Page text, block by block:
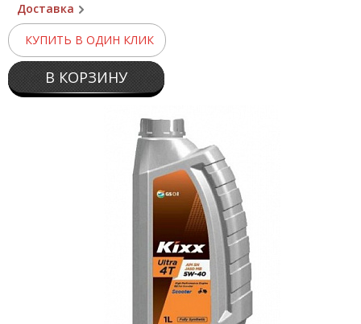
Доставка
КУПИТЬ В ОДИН КЛИК
В КОРЗИНУ